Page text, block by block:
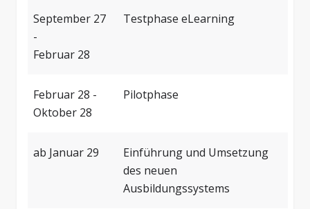
September 27
-
Februar 28
Testphase eLearning
Februar 28 -
Oktober 28
Pilotphase
ab Januar 29
Einführung und Umsetzung
des neuen
Ausbildungssystems